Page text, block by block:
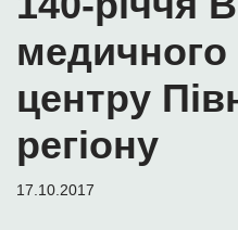
медичного
центру
регіону
17.10.2017